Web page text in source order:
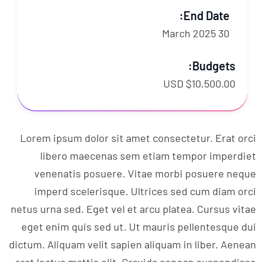
End Date:
30 March 2025
Budgets:
$10,500.00 USD
Lorem ipsum dolor sit amet consectetur. Erat orci
libero maecenas sem etiam tempor imperdiet
venenatis posuere. Vitae morbi posuere neque
imperd scelerisque. Ultrices sed cum diam orci
netus urna sed. Eget vel et arcu platea. Cursus vitae
eget enim quis sed ut. Ut mauris pellentesque dui
dictum. Aliquam velit sapien aliquam in liber. Aenean